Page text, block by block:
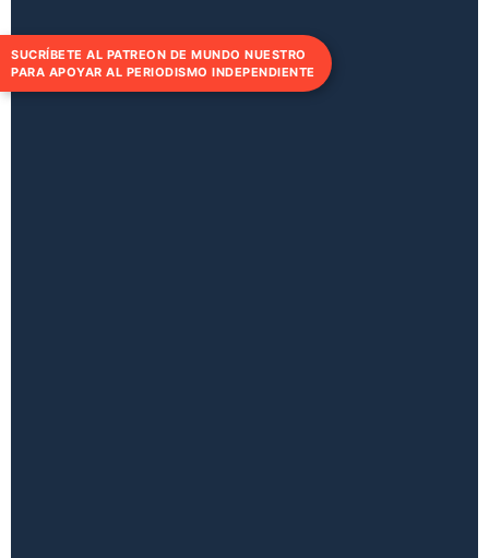
SUCRÍBETE AL PATREON DE MUNDO NUESTRO
PARA APOYAR AL PERIODISMO INDEPENDIENTE